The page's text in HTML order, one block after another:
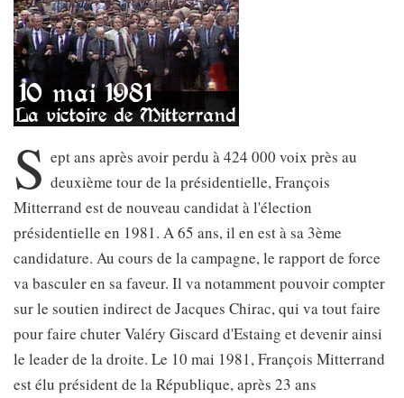
S ept ans après avoir perdu à 424 000 voix près au
deuxième tour de la présidentielle, François
Mitterrand est de nouveau candidat à l'élection
présidentielle en 1981. A 65 ans, il en est à sa 3ème
candidature. Au cours de la campagne, le rapport de force
va basculer en sa faveur. Il va notamment pouvoir compter
sur le soutien indirect de Jacques Chirac, qui va tout faire
pour faire chuter Valéry Giscard d'Estaing et devenir ainsi
le leader de la droite. Le 10 mai 1981, François Mitterrand
est élu président de la République, après 23 ans